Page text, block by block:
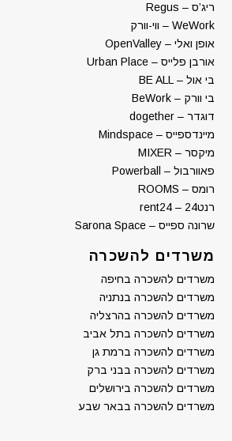
ריג’ס – Regus
WeWork – ווי-וורק
אופן ואלי – OpenValley
אורבן פלייס – Urban Place
בי אול – BE ALL
בי וורק – BeWork
דוגדר – dogether
מיינדספייס – Mindspace
מיקסר – MIXER
פאוורבול – Powerball
רומס – ROOMS
רנט24 – rent24
שרונה ספייס – Sarona Space
משרדים להשכרה
משרדים להשכרה בחיפה
משרדים להשכרה בנתניה
משרדים להשכרה בהרצליה
משרדים להשכרה בתל אביב
משרדים להשכרה ברמת גן
משרדים להשכרה בבני ברק
משרדים להשכרה בירושלים
משרדים להשכרה בבאר שבע